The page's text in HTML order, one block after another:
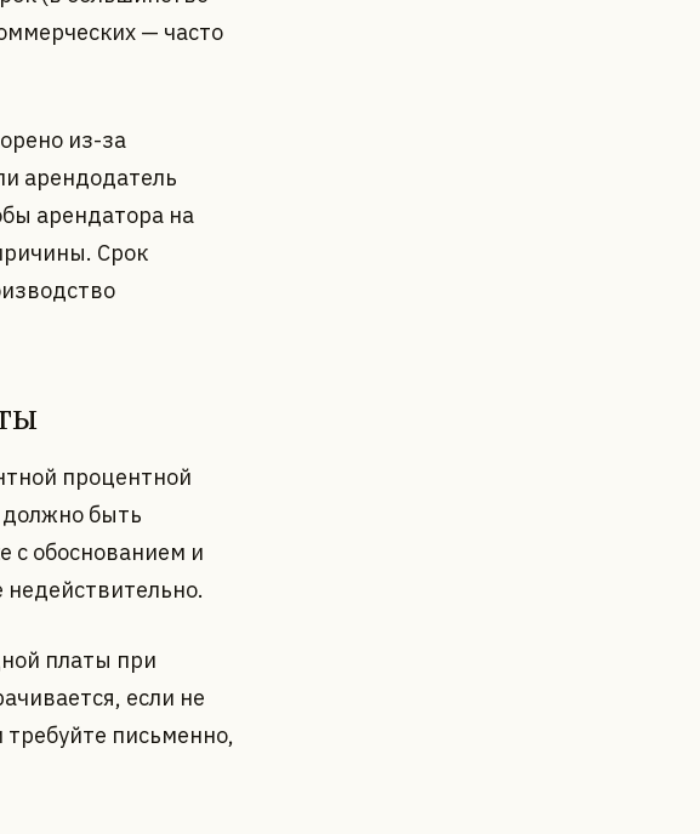
— часто
из-за
арендодатель
арендатора на
Срок
процентной
быть
с обоснованием и
платы при
если не
письменно,